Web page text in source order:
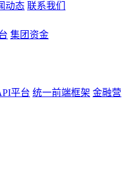
动态 联系我们
集团资金
平台 统一前端框架 金融营